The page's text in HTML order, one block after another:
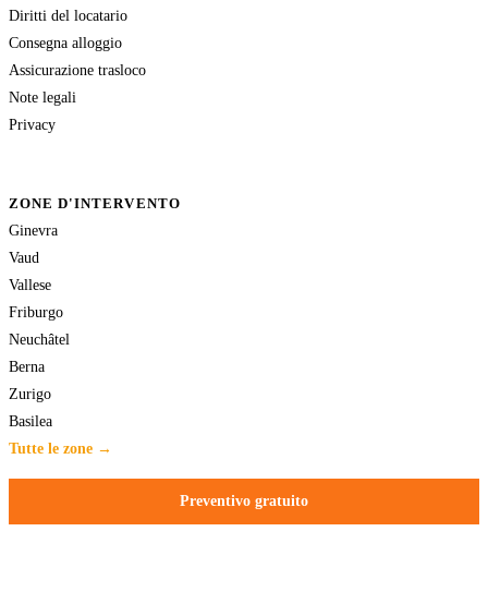
Diritti del locatario
Consegna alloggio
Assicurazione trasloco
Note legali
Privacy
ZONE D'INTERVENTO
Ginevra
Vaud
Vallese
Friburgo
Neuchâtel
Berna
Zurigo
Basilea
Tutte le zone →
Preventivo gratuito